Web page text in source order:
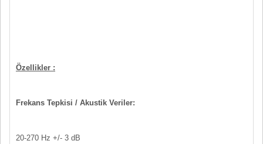
Özellikler :
Frekans Tepkisi / Akustik Veriler:
20-270 Hz +/- 3 dB